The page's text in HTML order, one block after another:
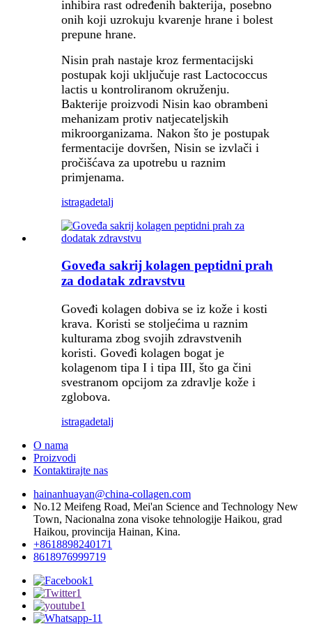
inhibira rast određenih bakterija, posebno
onih koji uzrokuju kvarenje hrane i bolest
prepune hrane.
Nisin prah nastaje kroz fermentacijski
postupak koji uključuje rast Lactococcus
lactis u kontroliranom okruženju.
Bakterije proizvodi Nisin kao obrambeni
mehanizam protiv natjecateljskih
mikroorganizama. Nakon što je postupak
fermentacije dovršen, Nisin se izvlači i
pročišćava za upotrebu u raznim
primjenama.
istragadetalj
Goveđa sakrij kolagen peptidni prah
za dodatak zdravstvu
Goveđi kolagen dobiva se iz kože i kosti
krava. Koristi se stoljećima u raznim
kulturama zbog svojih zdravstvenih
koristi. Goveđi kolagen bogat je
kolagenom tipa I i tipa III, što ga čini
svestranom opcijom za zdravlje kože i
zglobova.
istragadetalj
O nama
Proizvodi
Kontaktirajte nas
hainanhuayan@china-collagen.com
No.12 Meifeng Road, Mei'an Science and Technology New
Town, Nacionalna zona visoke tehnologije Haikou, grad
Haikou, provincija Hainan, Kina.
+8618898240171
8618976999719